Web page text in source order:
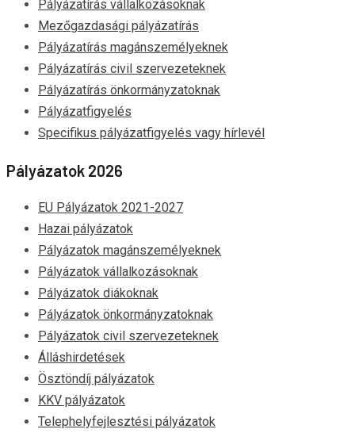
Pályázatírás vállalkozásoknak
Mezőgazdasági pályázatírás
Pályázatírás magánszemélyeknek
Pályázatírás civil szervezeteknek
Pályázatírás önkormányzatoknak
Pályázatfigyelés
Specifikus pályázatfigyelés vagy hírlevél
Pályázatok 2026
EU Pályázatok 2021-2027
Hazai pályázatok
Pályázatok magánszemélyeknek
Pályázatok vállalkozásoknak
Pályázatok diákoknak
Pályázatok önkormányzatoknak
Pályázatok civil szervezeteknek
Álláshirdetések
Ösztöndíj pályázatok
KKV pályázatok
Telephelyfejlesztési pályázatok